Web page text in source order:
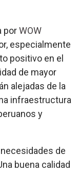
porWOW
especialmente
positivo en el
de mayor
alejadas de la
infraestructura
y
de
buena calidad